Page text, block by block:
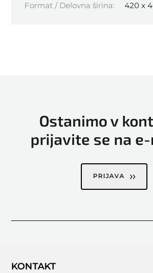
Format / Delovna širina:
420 x
Ostanimo v
prijavite se na
PRIJAVA
KONTAKT